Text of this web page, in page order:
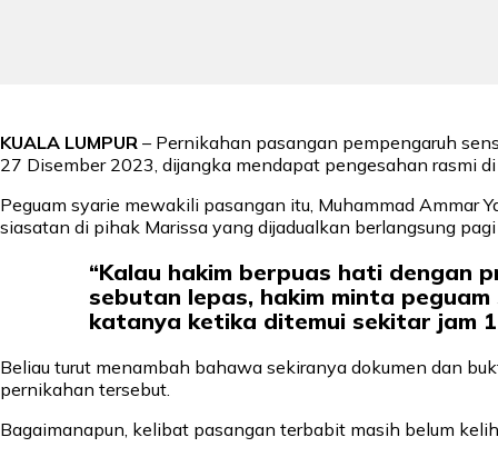
KUALA LUMPUR – Pernikahan pasangan pempengaruh
27 Disember 2023, dijangka mendapat pengesahan rasmi
Peguam syarie mewakili pasangan itu, Muhammad Ammar
siasatan di pihak Marissa yang dijadualkan berlangsung
“Kalau hakim berpuas hati dengan
sebutan lepas, hakim minta
katanya ketika ditemui sekitar jam
Beliau turut menambah bahawa sekiranya dokumen dan
pernikahan tersebut.
Bagaimanapun, kelibat pasangan terbabit masih belum